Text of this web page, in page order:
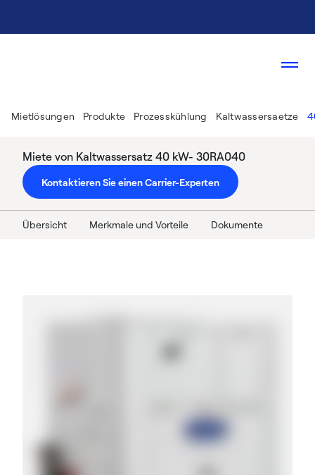
Mietlösungen Produkte Prozesskühlung Kaltwassersaetze
Miete von Kaltwassersatz 40 kW- 30RA040
Kontaktieren Sie einen Carrier-Experten
Übersicht Merkmale und Vorteile Dokumente